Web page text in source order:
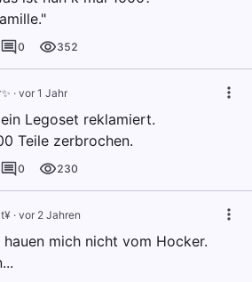
0 352
· vor 1 Jahr
Legoset reklamiert.
Teile zerbrochen.
0 230
· vor 2 Jahren
hauen mich nicht vom Hocker.